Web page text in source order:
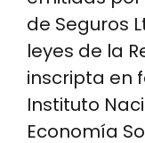
de Seguros
leyes de la
inscripta en
Instituto
Economía